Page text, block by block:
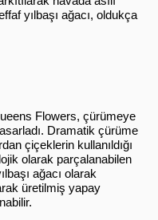
yılbaşı ağacı, oldukça
Flowers, çürümeye
Dramatik çürüme
çiçeklerin kullanıldığı
olarak parçalanabilen
ağacı olarak
üretilmiş yapay